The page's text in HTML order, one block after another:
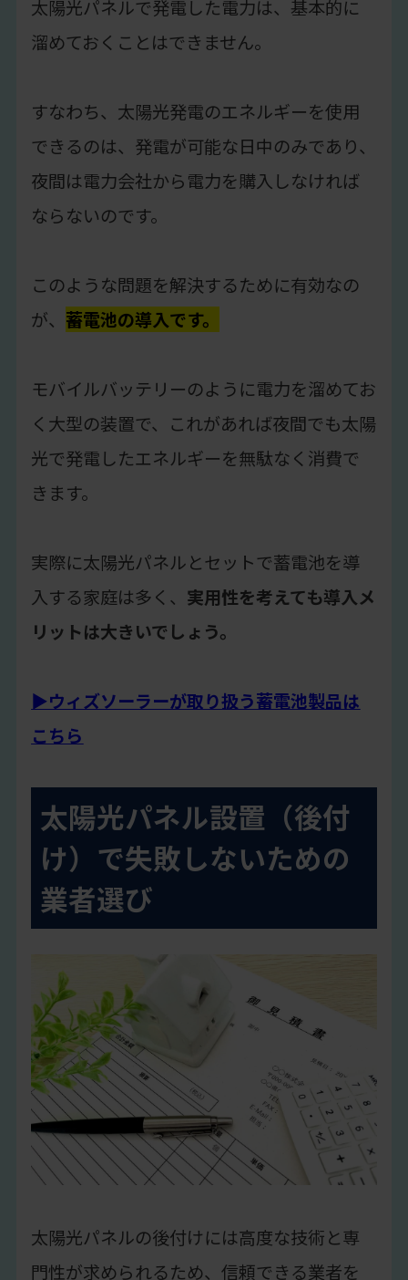
太陽光パネルで発電した電力は、基本的に
溜めておくことはできません。
すなわち、太陽光発電のエネルギーを使用
できるのは、発電が可能な日中のみであり、
夜間は電力会社から電力を購入しなければ
ならないのです。
このような問題を解決するために有効なの
が、 蓄電池の導入です。
モバイルバッテリーのように電力を溜めてお
く大型の装置で、これがあれば夜間でも太陽
光で発電したエネルギーを無駄なく消費で
きます。
実際に太陽光パネルとセットで蓄電池を導
入する家庭は多く、 実用性を考えても導入メ
リットは大きいでしょう。
▶ウィズソーラーが取り扱う蓄電池製品は
こちら
太陽光パネル設置（後付
け）で失敗しないための
業者選び
太陽光パネルの後付けには高度な技術と専
門性が求められるため、信頼できる業者を